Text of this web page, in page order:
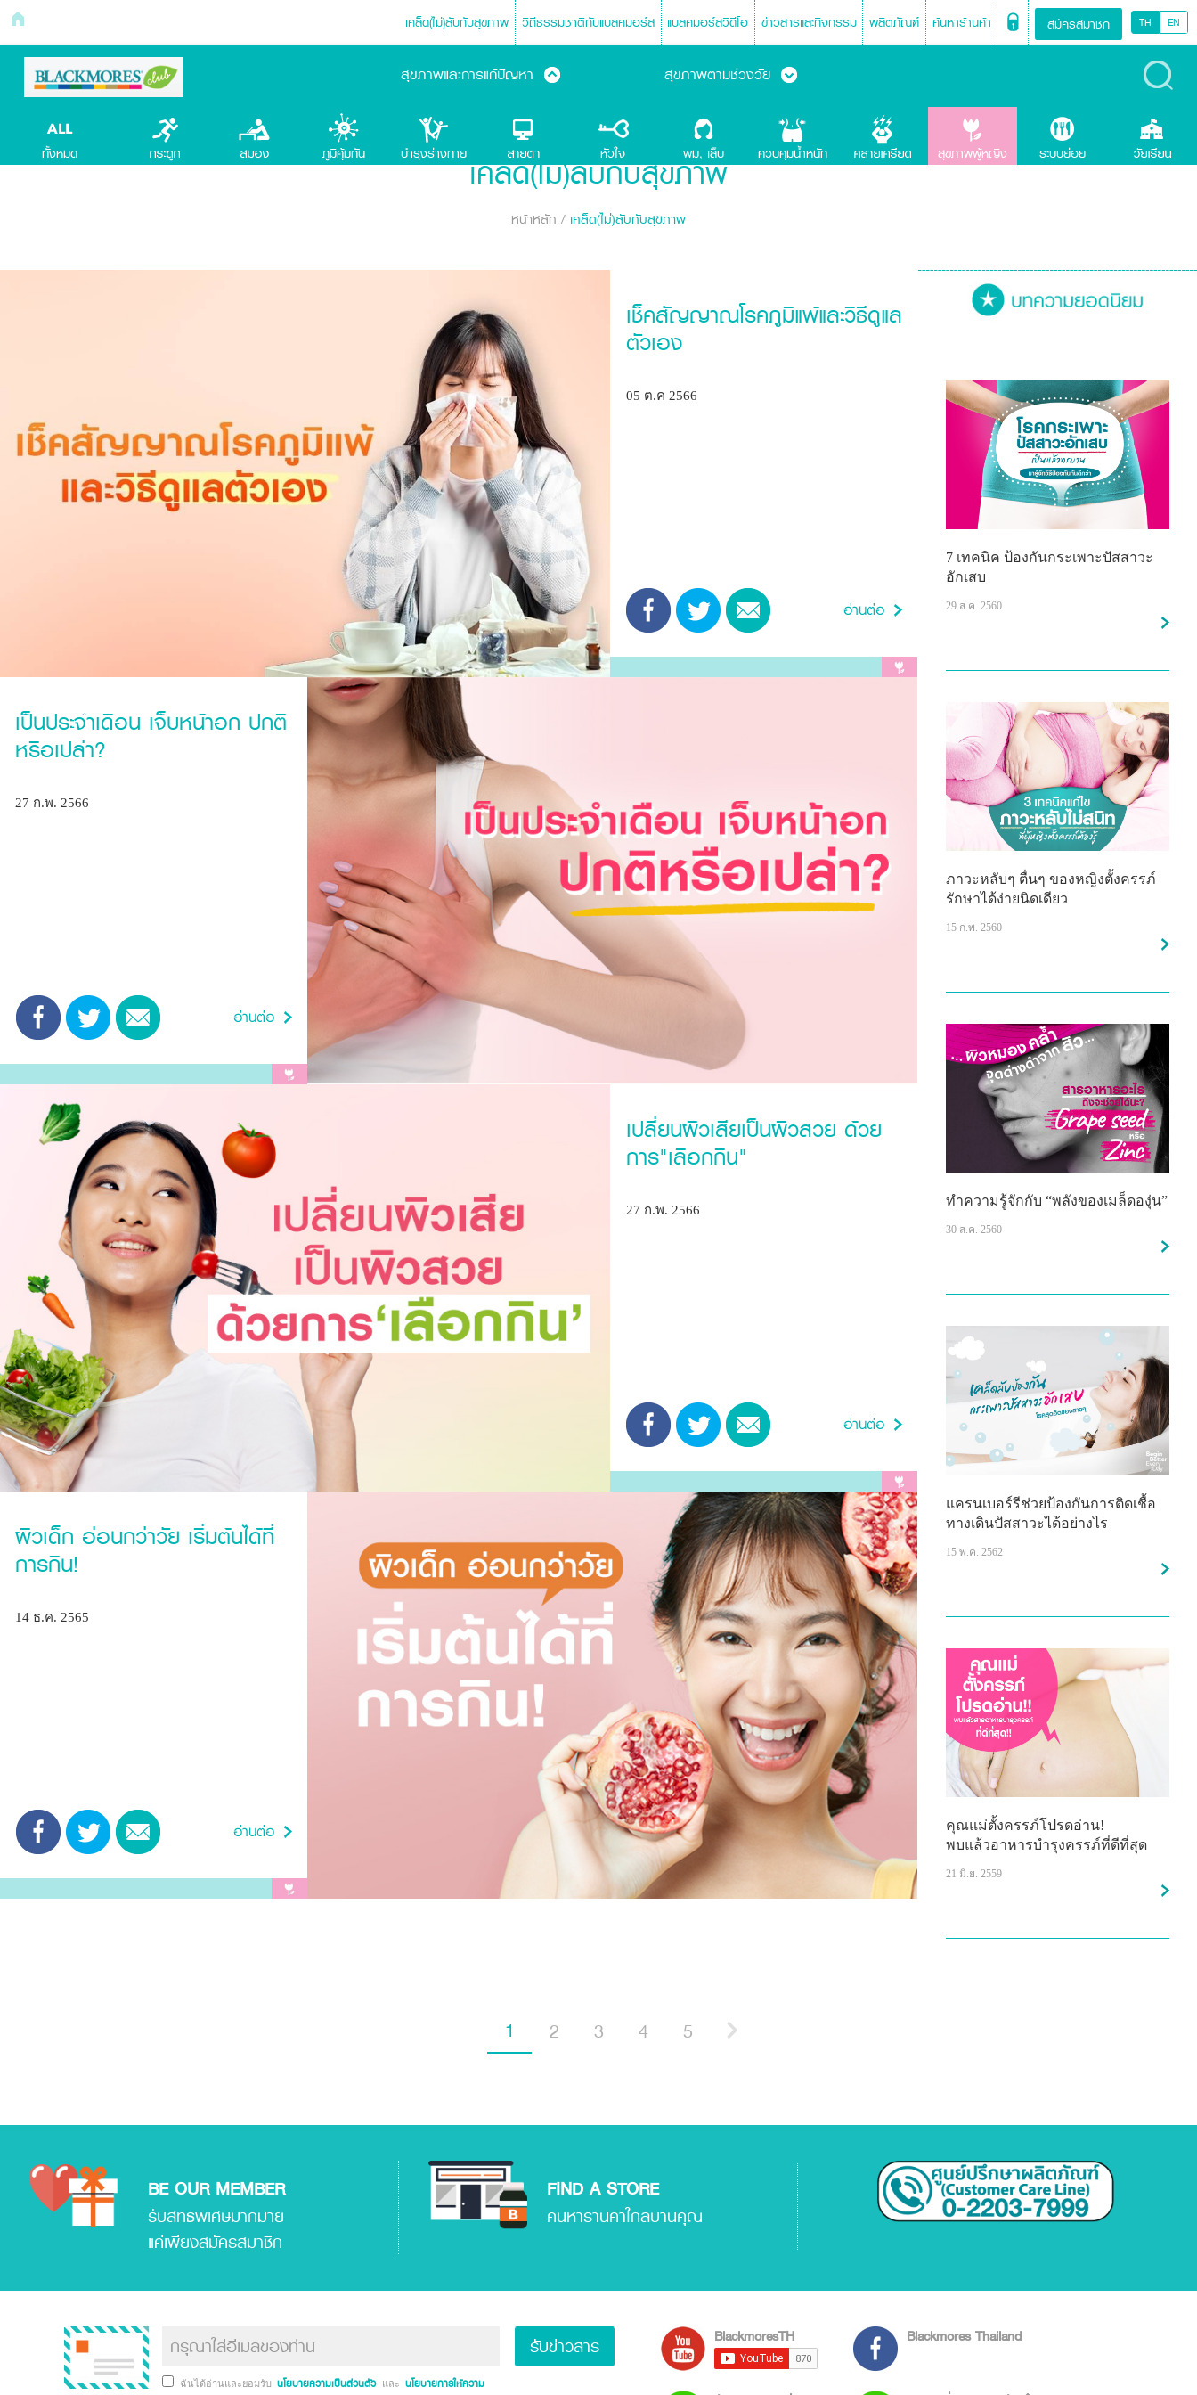
TH EN
สมัครสมาชิก
ค้นหาร้านค้า
ผลิตภัณฑ์
ข่าวสารและกิจกรรม
แบลคมอร์สวิดีโอ
วิถีธรรมชาติกับแบลคมอร์ส
เคล็ด(ไม่)ลับกับสุขภาพ
สุขภาพและการแก้ปัญหา สุขภาพตามช่วงวัย
เคล็ด(ไม่)ลับกับสุขภาพ
หน้าหลัก / เคล็ด(ไม่)ลับกับสุขภาพ
เช็คสัญญาณโรคภูมิแพ้และวิธีดูแล
ตัวเอง
05 ต.ค 2566
เป็นประจำเดือน เจ็บหน้าอก ปกติ
หรือเปล่า?
27 ก.พ. 2566
เปลี่ยนผิวเสียเป็นผิวสวย ด้วย
การ"เลือกกิน"
27 ก.พ. 2566
ผิวเด็ก อ่อนกว่าวัย เริ่มต้นได้ที่
การกิน!
14 ธ.ค. 2565
7 เทคนิค ป้องกันกระเพาะปัสสาวะ
อักเสบ
29 ส.ค. 2560
ภาวะหลับๆ ตื่นๆ ของหญิงตั้งครรภ์
รักษาได้ง่ายนิดเดียว
15 ก.พ. 2560
ทำความรู้จักกับ “พลังของเมล็ดองุ่น”
30 ส.ค. 2560
แครนเบอร์รีช่วยป้องกันการติดเชื้อ
ทางเดินปัสสาวะได้อย่างไร
15 พ.ค. 2562
คุณแม่ตั้งครรภ์โปรดอ่าน!
พบแล้วอาหารบำรุงครรภ์ที่ดีที่สุด
21 มิ.ย. 2559
1 2 3 4 5
BE OUR MEMBER
รับสิทธิพิเศษมากมาย
แค่เพียงสมัครสมาชิก
FIND A STORE
ค้นหาร้านค้าใกล้บ้านคุณ
ฉันได้อ่านและยอมรับ นโยบายความเป็นส่วนตัว และ นโยบายการให้ความ
รับข่าวสาร BlackmoresTH Blackmores Thailand